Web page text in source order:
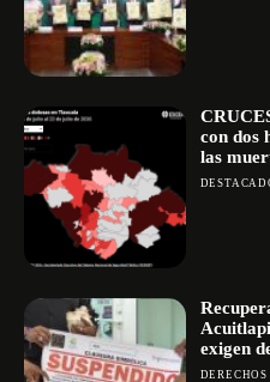
con dos
las
exigen